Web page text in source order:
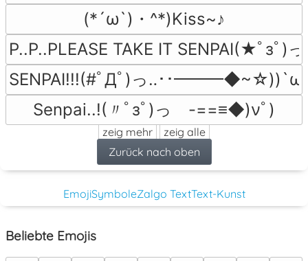
(*´ω`)・^*)Kiss~♪
P..P..PLEASE TAKE IT SENPAI(★ﾟзﾟ)
SENPAI!!!(#ﾟДﾟ)っ‥･･━━━◆~☆))`ωﾟ
Senpai..!(〃ﾟзﾟ)っ　-==≡◆)νﾟ)
zeig mehr
zeig alle
Zurück nach oben
EmojiSymboleZalgo TextText-Kunst
Beliebte Emojis